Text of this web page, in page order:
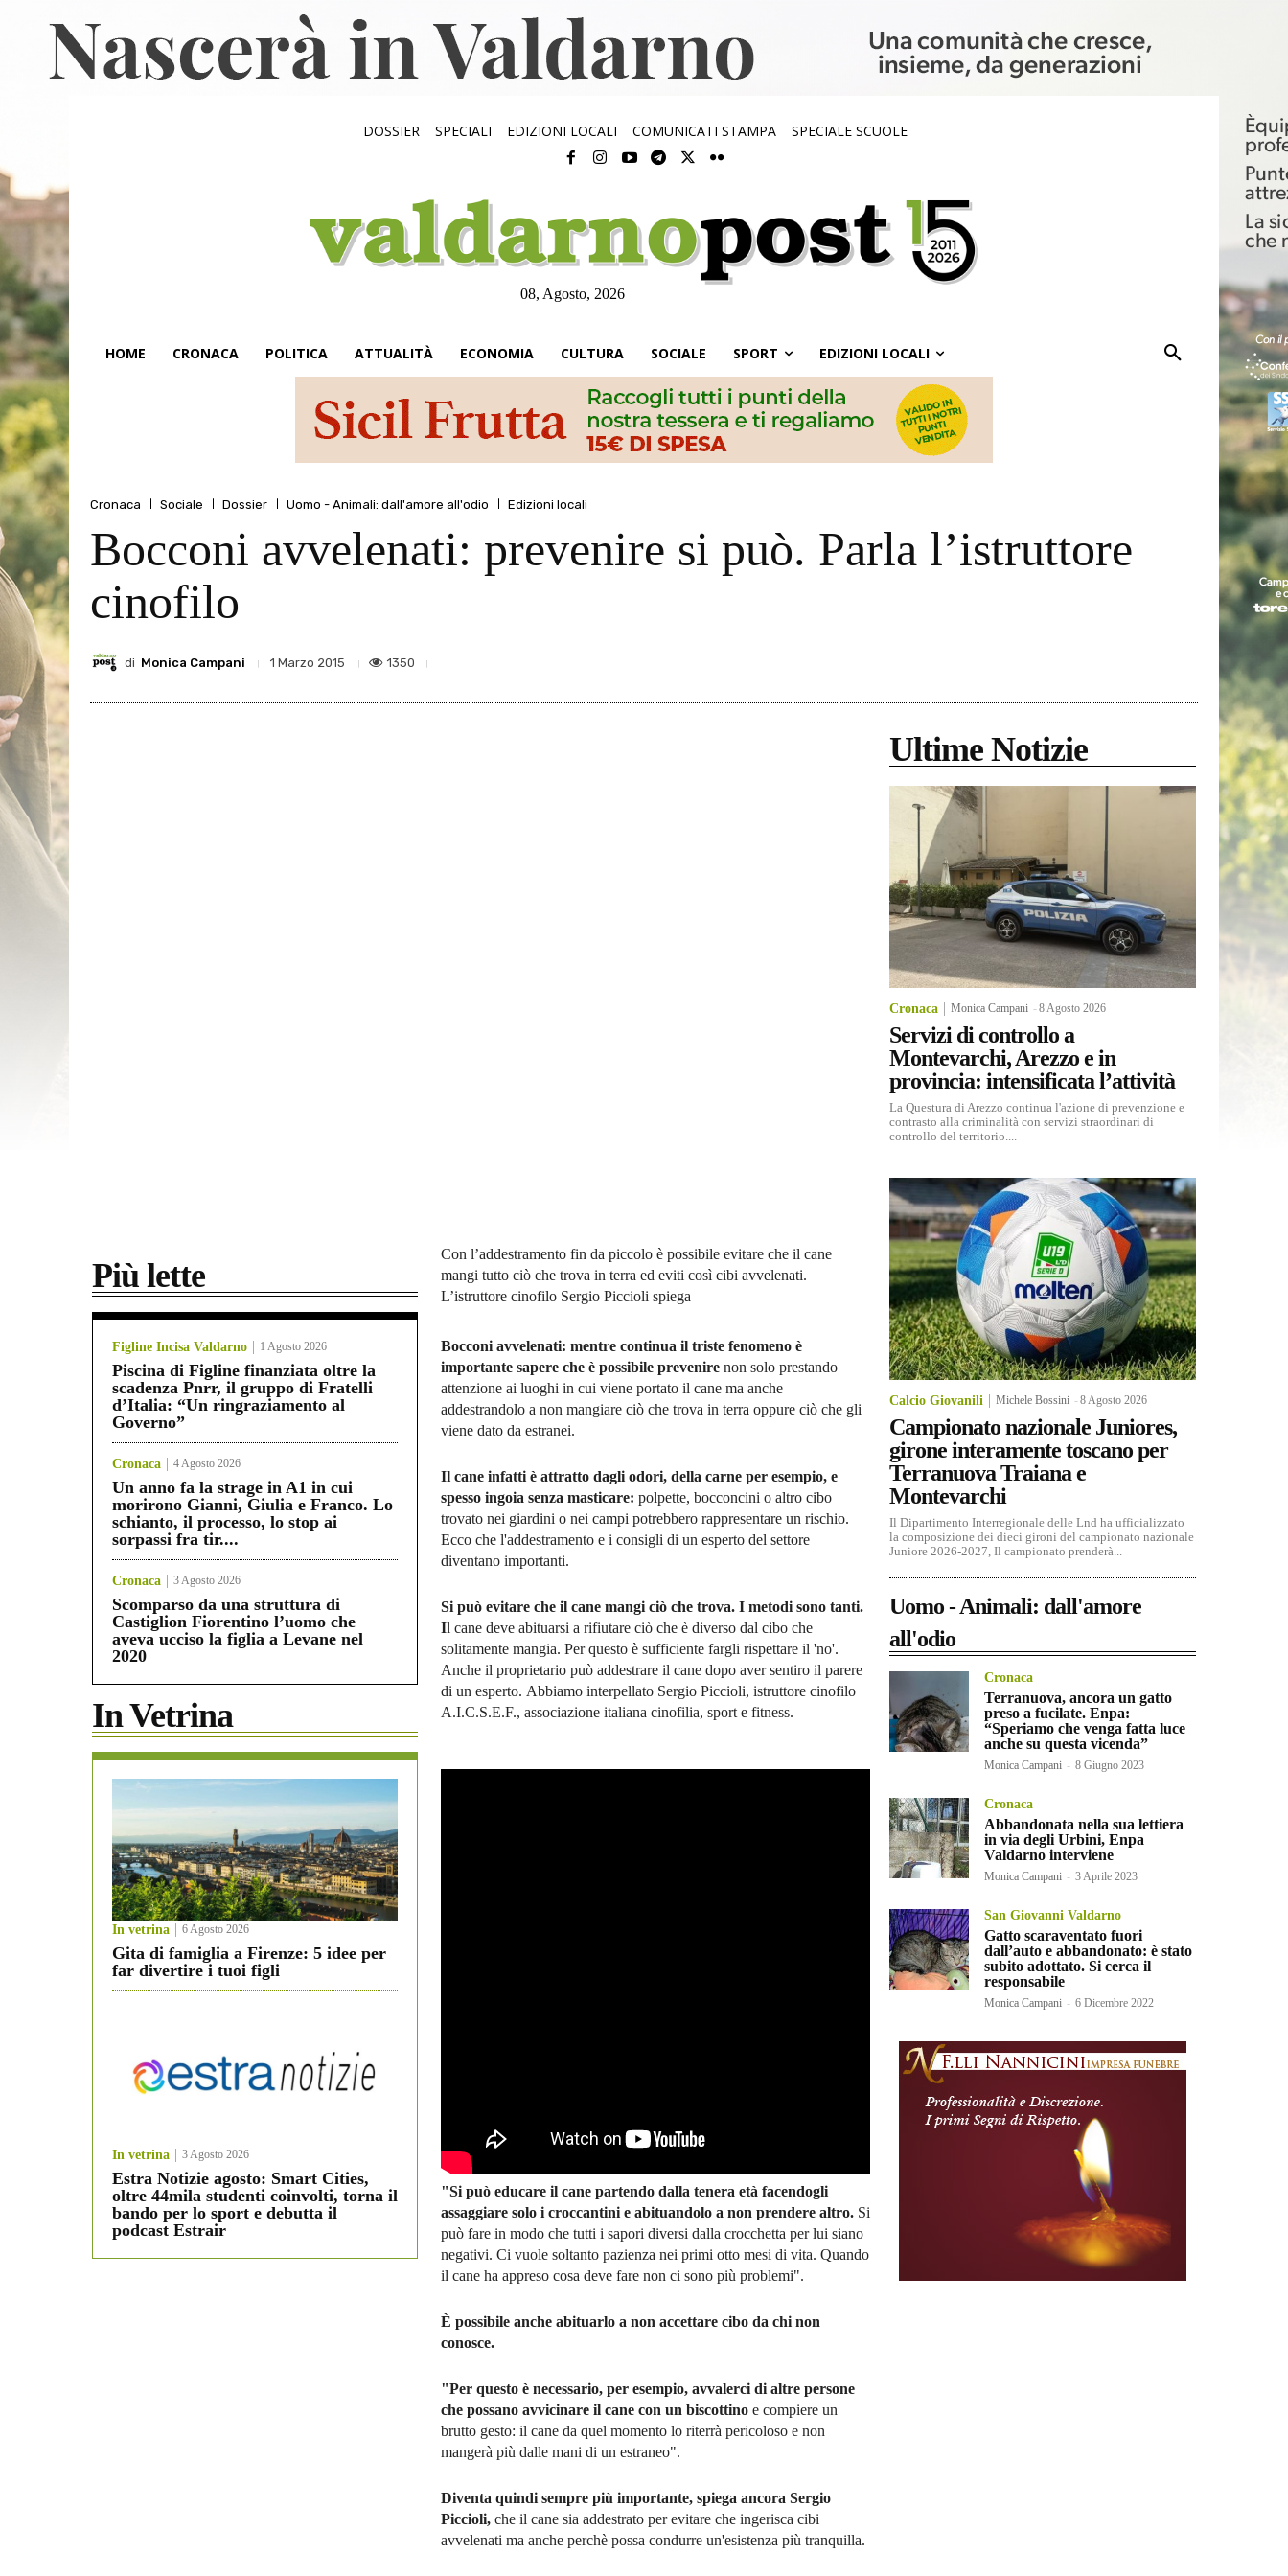
DOSSIER SPECIALI EDIZIONI LOCALI COMUNICATI STAMPA SPECIALE SCUOLE
08, Agosto, 2026
HOME CRONACA POLITICA ATTUALITÀ ECONOMIA CULTURA SOCIALE SPORT EDIZIONI LOCALI
Cronaca Sociale Dossier Uomo - Animali: dall'amore all'odio Edizioni locali
Bocconi avvelenati: prevenire si può. Parla l’istruttore
cinofilo
di Monica Campani 1 Marzo 2015 1350
Più lette
Figline Incisa Valdarno 1 Agosto 2026
Piscina di Figline finanziata oltre la
scadenza Pnrr, il gruppo di Fratelli
d’Italia: “Un ringraziamento al
Governo”
Cronaca 4 Agosto 2026
Un anno fa la strage in A1 in cui
morirono Gianni, Giulia e Franco. Lo
schianto, il processo, lo stop ai
sorpassi fra tir....
Cronaca 3 Agosto 2026
Scomparso da una struttura di
Castiglion Fiorentino l’uomo che
aveva ucciso la figlia a Levane nel
2020
In Vetrina
In vetrina 6 Agosto 2026
Gita di famiglia a Firenze: 5 idee per
far divertire i tuoi figli
In vetrina 3 Agosto 2026
Estra Notizie agosto: Smart Cities,
oltre 44mila studenti coinvolti, torna il
bando per lo sport e debutta il
podcast Estrair
Con l’addestramento fin da piccolo è possibile evitare che il cane
mangi tutto ciò che trova in terra ed eviti così cibi avvelenati.
L’istruttore cinofilo Sergio Piccioli spiega
Bocconi avvelenati: mentre continua il triste fenomeno è
importante sapere che è possibile prevenire non solo prestando
attenzione ai luoghi in cui viene portato il cane ma anche
addestrandolo a non mangiare ciò che trova in terra oppure ciò che gli
viene dato da estranei.
Il cane infatti è attratto dagli odori, della carne per esempio, e
spesso ingoia senza masticare: polpette, bocconcini o altro cibo
trovato nei giardini o nei campi potrebbero rappresentare un rischio.
Ecco che l'addestramento e i consigli di un esperto del settore
diventano importanti.
Si può evitare che il cane mangi ciò che trova. I metodi sono tanti.
Il cane deve abituarsi a rifiutare ciò che è diverso dal cibo che
solitamente mangia. Per questo è sufficiente fargli rispettare il 'no'.
Anche il proprietario può addestrare il cane dopo aver sentiro il parere
di un esperto. Abbiamo interpellato Sergio Piccioli, istruttore cinofilo
A.I.C.S.E.F., associazione italiana cinofilia, sport e fitness.
"Si può educare il cane partendo dalla tenera età facendogli
assaggiare solo i croccantini e abituandolo a non prendere altro. Si
può fare in modo che tutti i sapori diversi dalla crocchetta per lui siano
negativi. Ci vuole soltanto pazienza nei primi otto mesi di vita. Quando
il cane ha appreso cosa deve fare non ci sono più problemi".
È possibile anche abituarlo a non accettare cibo da chi non
conosce.
"Per questo è necessario, per esempio, avvalerci di altre persone
che possano avvicinare il cane con un biscottino e compiere un
brutto gesto: il cane da quel momento lo riterrà pericoloso e non
mangerà più dalle mani di un estraneo".
Diventa quindi sempre più importante, spiega ancora Sergio
Piccioli, che il cane sia addestrato per evitare che ingerisca cibi
avvelenati ma anche perchè possa condurre un'esistenza più tranquilla.
Ultime Notizie
Cronaca Monica Campani -8 Agosto 2026
Servizi di controllo a
Montevarchi, Arezzo e in
provincia: intensificata l’attività
La Questura di Arezzo continua l'azione di prevenzione e
contrasto alla criminalità con servizi straordinari di
controllo del territorio....
Calcio Giovanili Michele Bossini -8 Agosto 2026
Campionato nazionale Juniores,
girone interamente toscano per
Terranuova Traiana e
Montevarchi
Il Dipartimento Interregionale delle Lnd ha ufficializzato
la composizione dei dieci gironi del campionato nazionale
Juniore 2026-2027, Il campionato prenderà...
Uomo - Animali: dall'amore
all'odio
Cronaca
Terranuova, ancora un gatto
preso a fucilate. Enpa:
“Speriamo che venga fatta luce
anche su questa vicenda”
Monica Campani - 8 Giugno 2023
Cronaca
Abbandonata nella sua lettiera
in via degli Urbini, Enpa
Valdarno interviene
Monica Campani - 3 Aprile 2023
San Giovanni Valdarno
Gatto scaraventato fuori
dall’auto e abbandonato: è stato
subito adottato. Si cerca il
responsabile
Monica Campani - 6 Dicembre 2022